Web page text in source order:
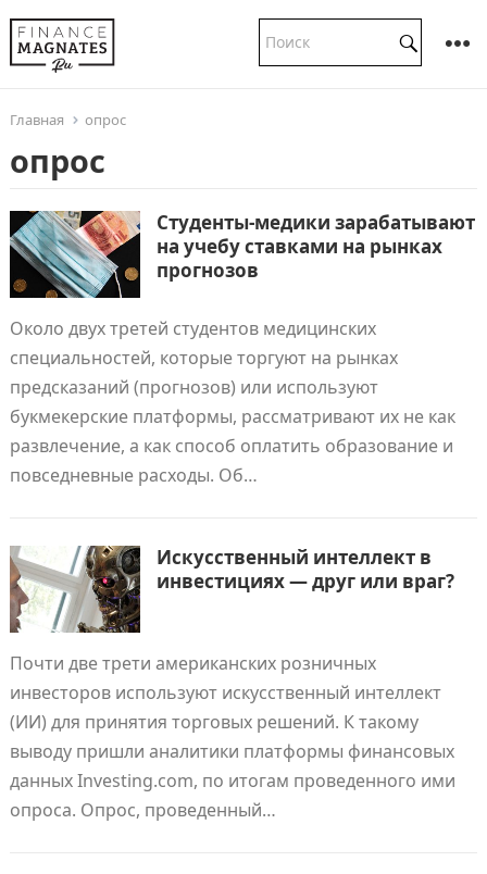
Главная опрос
опрос
Студенты-медики зарабатывают
на учебу ставками на рынках
прогнозов
Около двух третей студентов медицинских
специальностей, которые торгуют на рынках
предсказаний (прогнозов) или используют
букмекерские платформы, рассматривают их не как
развлечение, а как способ оплатить образование и
повседневные расходы. Об…
Искусственный интеллект в
инвестициях — друг или враг?
Почти две трети американских розничных
инвесторов используют искусственный интеллект
(ИИ) для принятия торговых решений. К такому
выводу пришли аналитики платформы финансовых
данных Investing.com, по итогам проведенного ими
опроса. Опрос, проведенный…